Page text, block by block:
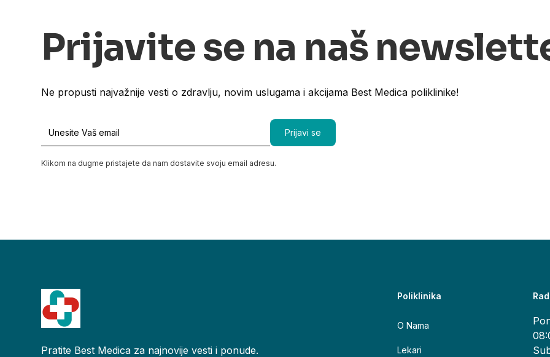
Prijavite se na naš
Ne propusti najvažnije vesti o zdravlju, novim uslugama i akcijama Best Medica poliklinike!
Klikom na dugme pristajete da nam dostavite svoju email adresu.
Pratite Best Medica za najnovije vesti i ponude.
Poliklinika
O Nama
Lekari